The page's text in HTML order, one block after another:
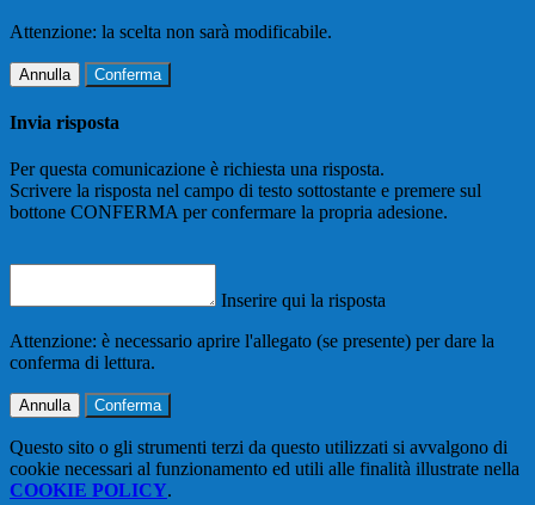
Attenzione: la scelta non sarà modificabile.
Annulla Conferma
Invia risposta
Per questa comunicazione è richiesta una risposta.
Scrivere la risposta nel campo di testo sottostante e premere sul
bottone CONFERMA per confermare la propria adesione.
Inserire qui la risposta
Attenzione: è necessario aprire l'allegato (se presente) per dare la
conferma di lettura.
Annulla Conferma
Questo sito o gli strumenti terzi da questo utilizzati si avvalgono di
cookie necessari al funzionamento ed utili alle finalità illustrate nella
COOKIE POLICY.